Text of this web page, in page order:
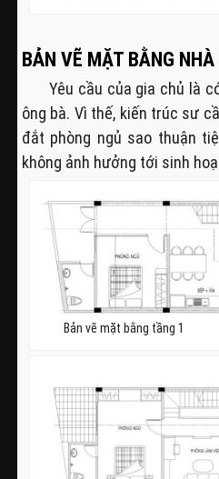
BẢN VẼ MẶT BẰNG
Yêu cầu của gia chủ là
ông bà. Vì thế, kiến trúc sư
đắt phòng ngủ sao thuận
không ảnh hưởng tới sinh
Bản vẽ mặt bằng tầng 1